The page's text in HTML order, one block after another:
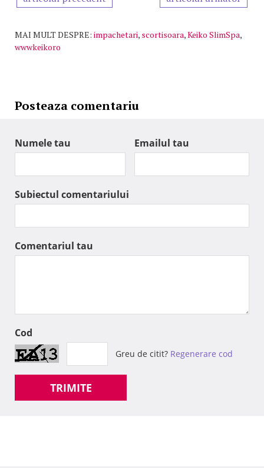
MAI MULT DESPRE: impachetari, scortisoara,Keiko SlimSpa,
wwwkeikoro
Posteaza comentariu
Numele tau Emailul tau
Subiectul comentariului
Comentariul tau
Cod
Greu de citit? Regenerare cod
TRIMITE